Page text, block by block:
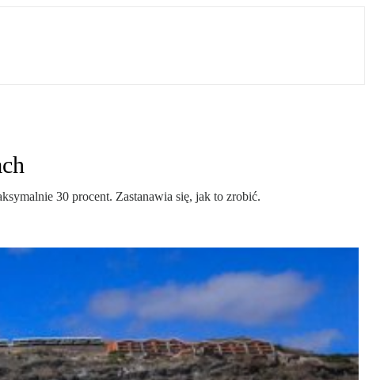
30 procent. Zastanawia się, jak to zrobić.